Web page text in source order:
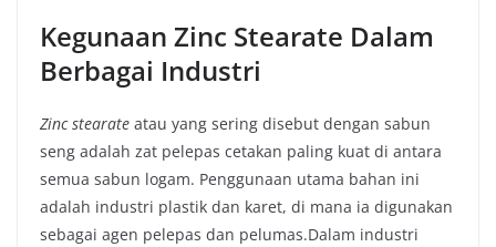
Kegunaan Zinc Stearate Dalam
Berbagai Industri
Zinc stearate atau yang sering disebut dengan sabun
seng adalah zat pelepas cetakan paling kuat di antara
semua sabun logam. Penggunaan utama bahan ini
adalah industri plastik dan karet, di mana ia digunakan
sebagai agen pelepas dan pelumas.Dalam industri